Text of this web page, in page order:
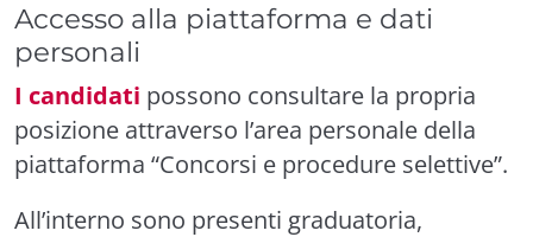
Accesso alla piattaforma e dati
personali
I candidati possono consultare la propria
posizione attraverso l’area personale della
piattaforma “Concorsi e procedure selettive”.
All’interno sono presenti graduatoria,